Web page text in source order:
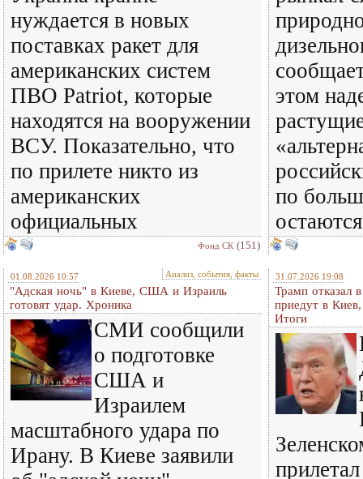
нуждается в новых
поставках ракет для
американских систем
ПВО Patriot, которые
находятся на вооружении
ВСУ. Показательно, что
по прилете никто из
американских
официальных
Фонд СК (151)
этом
по
01.08.2026 10:57 Анализ, события, факты
"Адская ночь" в Киеве, США и Израиль
готовят удар. Хроника
СМИ сообщили
о подготовке
США и
Израилем
масштабного удара по
Ирану. В Киеве заявили
31.07.2026 19:08
Трамп отказал
приедут в
Итоги